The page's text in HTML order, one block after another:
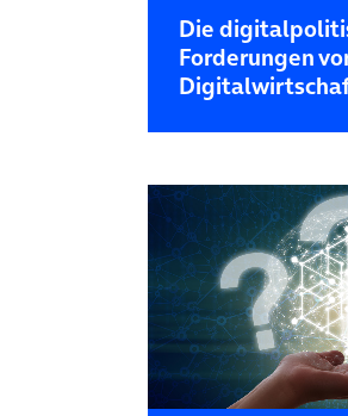
Die
Forderungen